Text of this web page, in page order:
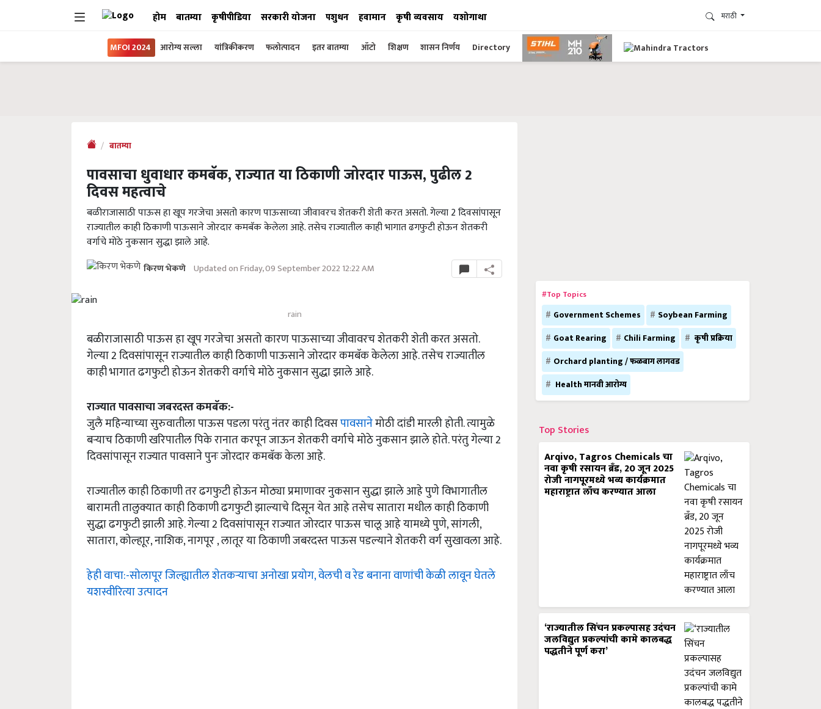
होम बातम्या कृषीपीडिया सरकारी योजना पशुधन हवामान कृषी व्यवसाय यशोगाथा मराठी
MFOI 2024 आरोग्य सल्ला यांत्रिकीकरण फलोत्पादन इतर बातम्या ऑटो शिक्षण शासन निर्णय Directory
बातम्या
पावसाचा धुवाधार कमबॅक, राज्यात या ठिकाणी जोरदार पाऊस, पुढील 2
दिवस महत्वाचे
बळीराजासाठी पाऊस हा खूप गरजेचा असतो कारण पाऊसाच्या जीवावरच शेतकरी शेती करत असतो. गेल्या 2 दिवसांपासून
राज्यातील काही ठिकाणी पाऊसाने जोरदार कमबॅक केलेला आहे. तसेच राज्यातील काही भागात ढगफुटी होऊन शेतकरी
वर्गाचे मोठे नुकसान सुद्धा झाले आहे.
किरण भेकणे Updated on Friday, 09 September 2022 12:22 AM
rain
बळीराजासाठी पाऊस हा खूप गरजेचा असतो कारण पाऊसाच्या जीवावरच शेतकरी शेती करत असतो.
गेल्या 2 दिवसांपासून राज्यातील काही ठिकाणी पाऊसाने जोरदार कमबॅक केलेला आहे. तसेच राज्यातील
काही भागात ढगफुटी होऊन शेतकरी वर्गाचे मोठे नुकसान सुद्धा झाले आहे.
राज्यात पावसाचा जबरदस्त कमबॅक:-
जुलै महिन्याच्या सुरुवातीला पाऊस पडला परंतु नंतर काही दिवसपावसानेमोठी दांडी मारली होती. त्यामुळे
बऱ्याच ठिकाणी खरिपातील पिके रानात करपून जाऊन शेतकरी वर्गाचे मोठे नुकसान झाले होते. परंतु गेल्या 2
दिवसांपासून राज्यात पावसाने पुनः जोरदार कमबॅक केला आहे.
राज्यातील काही ठिकाणी तर ढगफुटी होऊन मोठ्या प्रमाणावर नुकसान सुद्धा झाले आहे पुणे विभागातील
बारामती तालुक्यात काही ठिकाणी ढगफुटी झाल्याचे दिसून येत आहे तसेच सातारा मधील काही ठिकाणी
सुद्धा ढगफुटी झाली आहे. गेल्या 2 दिवसांपासून राज्यात जोरदार पाऊस चालू आहे यामध्ये पुणे, सांगली,
सातारा, कोल्हाूर, नाशिक, नागपूर , लातूर या ठिकाणी जबरदस्त पाऊस पडल्याने शेतकरी वर्ग सुखावला आहे.
हेही वाचा:-सोलापूर जिल्ह्यातील शेतकऱ्याचा अनोखा प्रयोग, वेलची व रेड बनाना वाणांची केळी लावून घेतले
यशस्वीरित्या उत्पादन
#Top Topics
Government Schemes
Soybean Farming
Goat Rearing
Chili Farming
कृषी प्रक्रिया
Orchard planting / फळबाग लागवड
Health मानवी आरोग्य
Top Stories
Arqivo, Tagros Chemicals चा
नवा कृषी रसायन ब्रँड, 20 जून 2025
रोजी नागपूरमध्ये भव्य कार्यक्रमात
महाराष्ट्रात लाँच करण्यात आला
‘राज्यातील सिंचन प्रकल्पासह उदंचन
जलविद्युत प्रकल्पांची कामे कालबद्ध
पद्धतीने पूर्ण करा’